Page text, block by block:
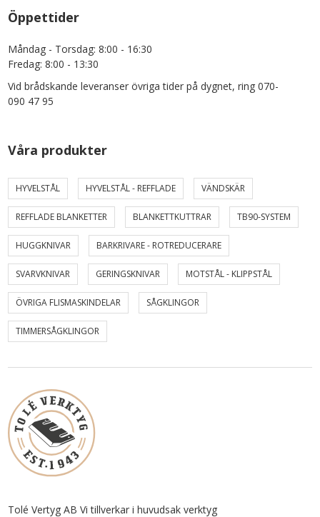
Öppettider
Måndag - Torsdag: 8:00 - 16:30
Fredag: 8:00 - 13:30
Vid brådskande leveranser övriga tider på dygnet, ring 070-
090 47 95
Våra produkter
HYVELSTÅL HYVELSTÅL - REFFLADE VÄNDSKÄR
REFFLADE BLANKETTER BLANKETTKUTTRAR TB90-SYSTEM
HUGGKNIVAR BARKRIVARE - ROTREDUCERARE
SVARVKNIVAR GERINGSKNIVAR MOTSTÅL - KLIPPSTÅL
ÖVRIGA FLISMASKINDELAR SÅGKLINGOR
TIMMERSÅGKLINGOR
Tolé Vertyg AB Vi tillverkar i huvudsak verktyg